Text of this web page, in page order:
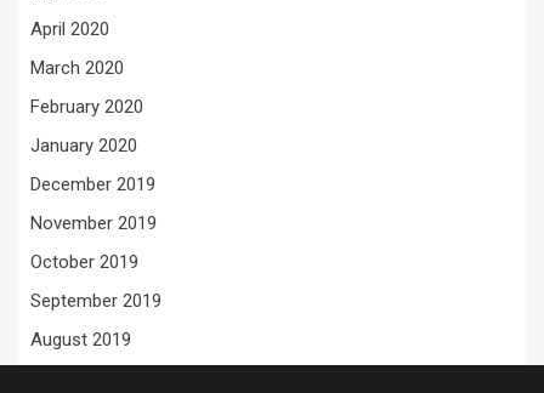
April 2020
March 2020
February 2020
January 2020
December 2019
November 2019
October 2019
September 2019
August 2019